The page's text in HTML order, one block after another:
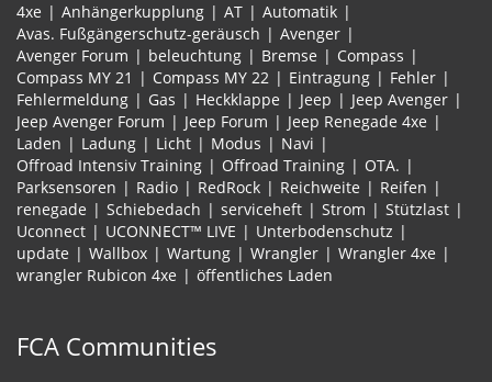
4xe Anhängerkupplung AT
Automatik
Avas. Fußgängerschutz-geräusch
Avenger
Avenger Forum
beleuchtung Bremse
Compass
Compass MY 21
Compass MY 22 Eintragung
Fehler
Fehlermeldung
Gas Heckklappe Jeep
Jeep Avenger
Jeep Avenger Forum
Jeep Forum
Jeep Renegade 4xe
Laden
Ladung Licht Modus
Navi
Offroad Intensiv Training
Offroad Training
OTA.
Parksensoren
Radio RedRock Reichweite
Reifen
renegade
Schiebedach serviceheft Strom
Stützlast
Uconnect
UCONNECT™ LIVE
Unterbodenschutz
update
Wallbox Wartung Wrangler
Wrangler 4xe
wrangler Rubicon 4xe
öffentliches Laden
FCA Communities